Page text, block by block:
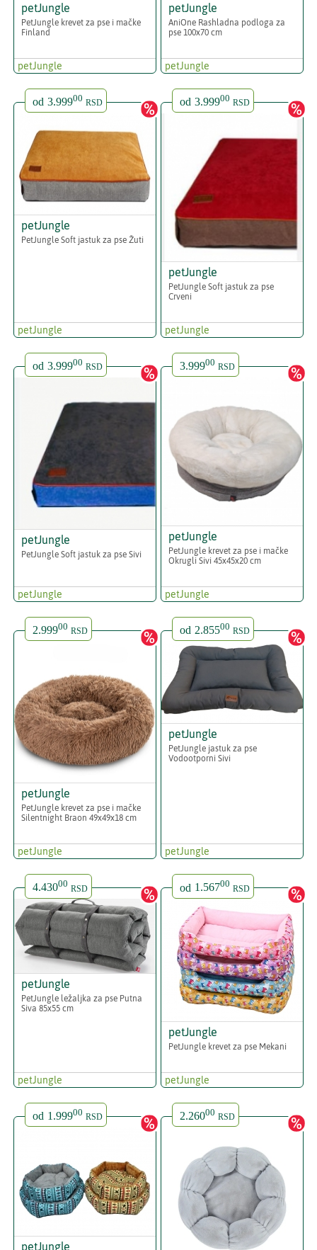
petJungle
PetJungle krevet za pse i mačke
Finland
petJungle
petJungle
AniOne Rashladna podloga za
pse 100x70 cm
petJungle
od 3.99900 RSD
petJungle
PetJungle Soft jastuk za pse Žuti
petJungle
od 3.99900 RSD
petJungle
PetJungle Soft jastuk za pse
Crveni
petJungle
od 3.99900 RSD
petJungle
PetJungle Soft jastuk za pse Sivi
petJungle
3.99900 RSD
petJungle
PetJungle krevet za pse i mačke
Okrugli Sivi 45x45x20 cm
petJungle
2.99900 RSD
petJungle
PetJungle krevet za pse i mačke
Silentnight Braon 49x49x18 cm
petJungle
od 2.85500 RSD
petJungle
PetJungle jastuk za pse
Vodootporni Sivi
petJungle
4.43000 RSD
petJungle
PetJungle ležaljka za pse Putna
Siva 85x55 cm
petJungle
od 1.56700 RSD
petJungle
PetJungle krevet za pse Mekani
petJungle
od 1.99900 RSD
petJungle
2.26000 RSD